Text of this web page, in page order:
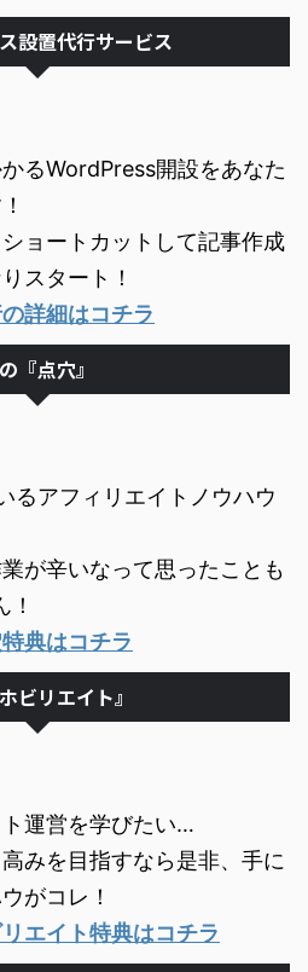
設置代行サービス
るWordPress開設をあなた
ョートカットして記事作成
スタート！
詳細はコチラ
『点穴』
るアフィリエイトノウハウ
が辛いなって思ったことも
典はコチラ
ビリエイト』
運営を学びたい…
みを目指すなら是非、手に
がコレ！
エイト特典はコチラ